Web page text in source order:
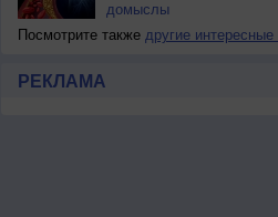
домыслы
Посмотрите также другие интересные
РЕКЛАМА